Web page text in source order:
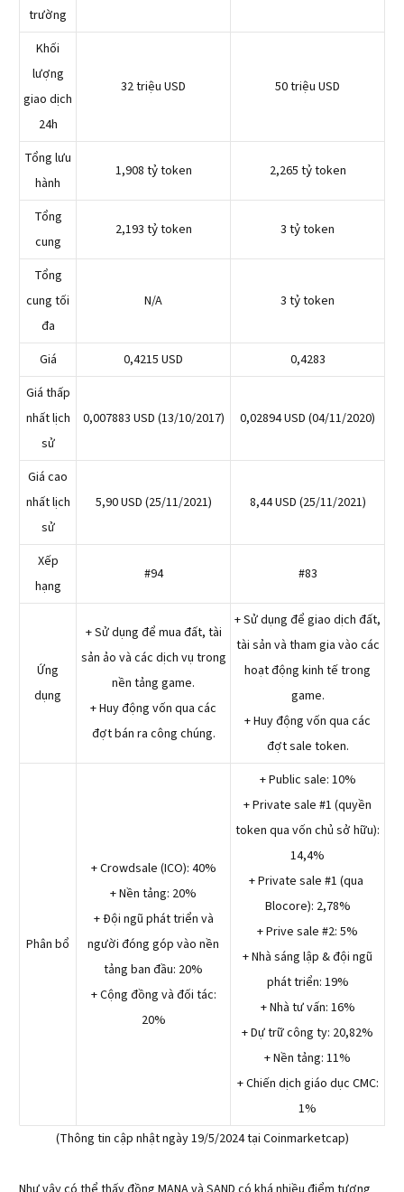
trường
Khối
lượng
giao dịch
24h
32 triệu USD 50 triệu USD
Tổng lưu
hành
1,908 tỷ token 2,265 tỷ token
Tổng
cung
2,193 tỷ token 3 tỷ token
Tổng
cung tối
đa
N/A 3 tỷ token
Giá 0,4215 USD
0,4283
Giá thấp
nhất lịch
sử
0,007883 USD (13/10/2017) 0,02894 USD (04/11/2020)
Giá cao
nhất lịch
sử
5,90 USD (25/11/2021) 8,44 USD (25/11/2021)
Xếp
hạng
#94 #83
Ứng
dụng
+ Sử dụng để mua đất, tài
sản ảo và các dịch vụ trong
nền tảng game.
+ Huy động vốn qua các
đợt bán ra công chúng.
+ Sử dụng để giao dịch đất,
tài sản và tham gia vào các
hoạt động kinh tế trong
game.
+ Huy động vốn qua các
đợt sale token.
Phân bổ
+ Crowdsale (ICO): 40%
+ Nền tảng: 20%
+ Đội ngũ phát triển và
người đóng góp vào nền
tảng ban đầu: 20%
+ Cộng đồng và đối tác:
20%
+ Public sale: 10%
+ Private sale #1 (quyền
token qua vốn chủ sở hữu):
14,4%
+ Private sale #1 (qua
Blocore): 2,78%
+ Prive sale #2: 5%
+ Nhà sáng lập & đội ngũ
phát triển: 19%
+ Nhà tư vấn: 16%
+ Dự trữ công ty: 20,82%
+ Nền tảng: 11%
+ Chiến dịch giáo dục CMC:
1%
(Thông tin cập nhật ngày 19/5/2024 tại Coinmarketcap)